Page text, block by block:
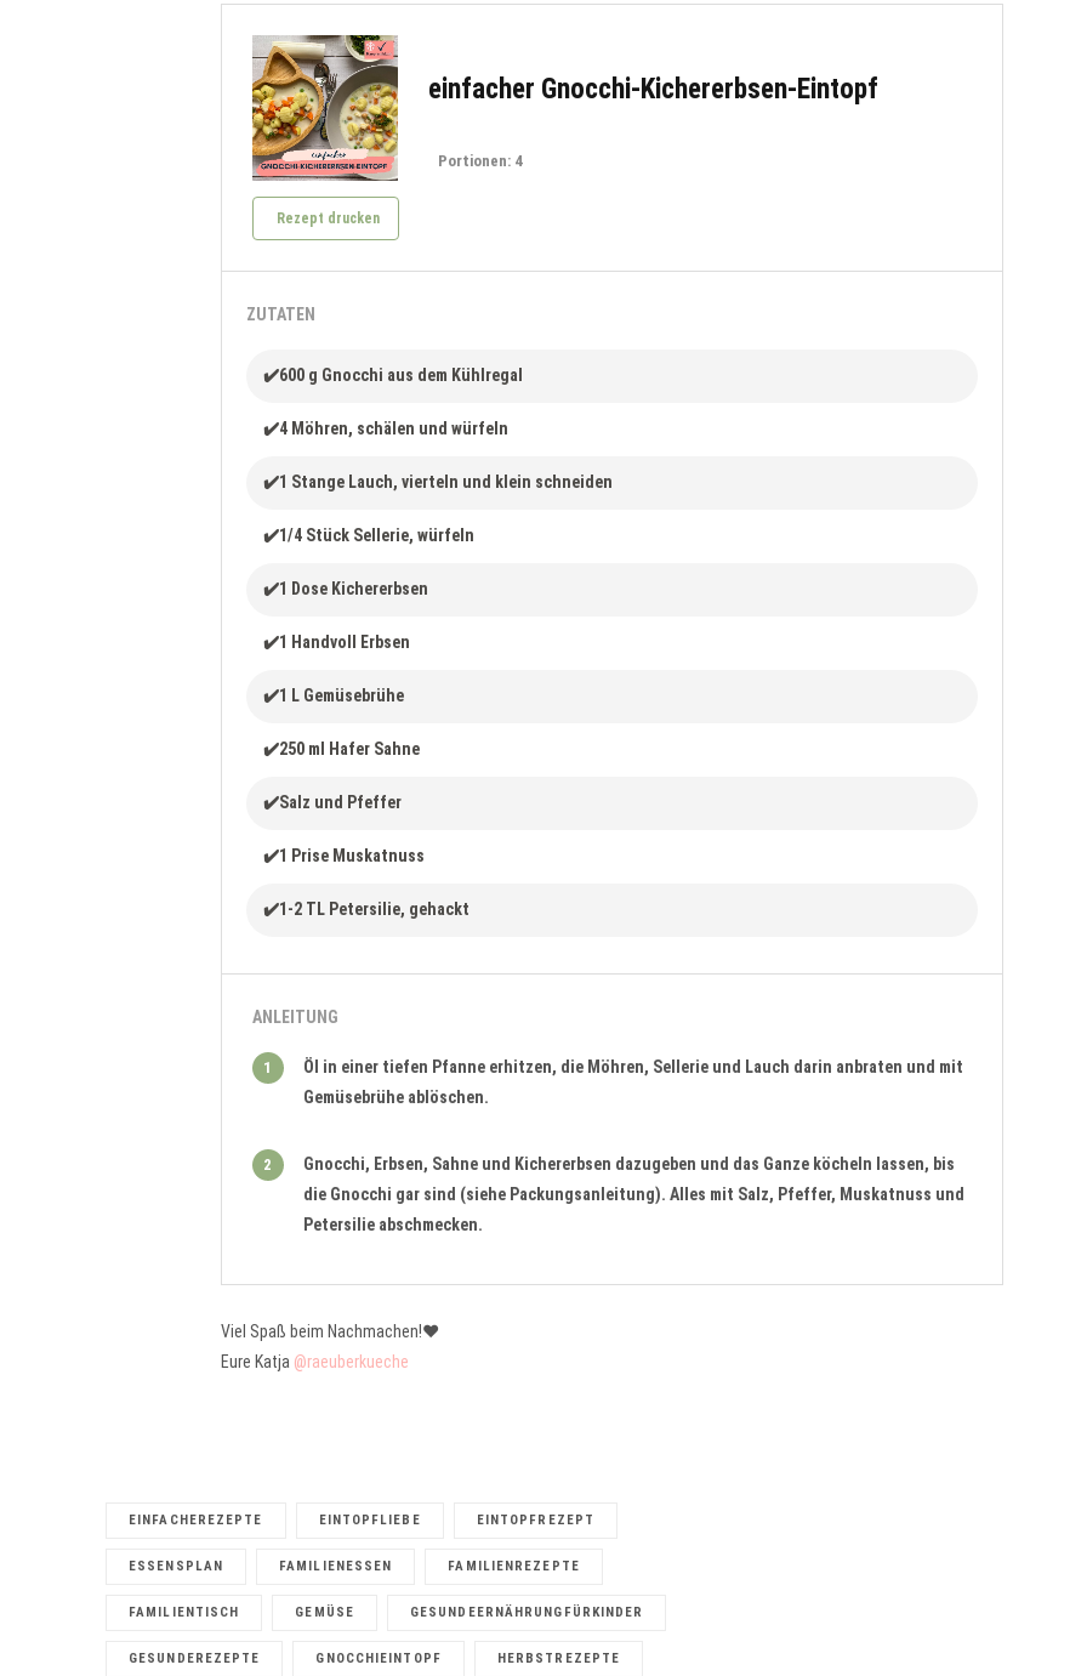
Rezept drucken
einfacher Gnocchi-Kichererbsen-Eintopf
Portionen: 4
ZUTATEN
✔️600 g Gnocchi aus dem Kühlregal
✔️4 Möhren, schälen und würfeln
✔️1 Stange Lauch, vierteln und klein schneiden
✔️1/4 Stück Sellerie, würfeln
✔️1 Dose Kichererbsen
✔️1 Handvoll Erbsen
✔️1 L Gemüsebrühe
✔️250 ml Hafer Sahne
✔️Salz und Pfeffer
✔️1 Prise Muskatnuss
✔️1-2 TL Petersilie, gehackt
ANLEITUNG
1
Öl in einer tiefen Pfanne erhitzen, die Möhren, Sellerie und Lauch darin anbraten und mit
Gemüsebrühe ablöschen.
2
Gnocchi, Erbsen, Sahne und Kichererbsen dazugeben und das Ganze köcheln lassen, bis
die Gnocchi gar sind (siehe Packungsanleitung). Alles mit Salz, Pfeffer, Muskatnuss und
Petersilie abschmecken.
Viel Spaß beim Nachmachen!❤️
Eure Katja @raeuberkueche
EINFACHEREZEPTE EINTOPFLIEBE EINTOPFREZEPT
ESSENSPLAN FAMILIENESSEN FAMILIENREZEPTE
FAMILIENTISCH GEMÜSE GESUNDEERNÄHRUNGFÜRKINDER
GESUNDEREZEPTE GNOCCHIEINTOPF HERBSTREZEPTE